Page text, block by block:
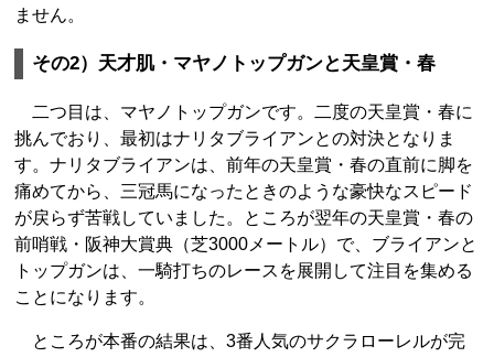
ません。
その2）天才肌・マヤノトップガンと天皇賞・春
二つ目は、マヤノトップガンです。二度の天皇賞・春に
挑んでおり、最初はナリタブライアンとの対決となりま
す。ナリタブライアンは、前年の天皇賞・春の直前に脚を
痛めてから、三冠馬になったときのような豪快なスピード
が戻らず苦戦していました。ところが翌年の天皇賞・春の
前哨戦・阪神大賞典（芝3000メートル）で、ブライアンと
トップガンは、一騎打ちのレースを展開して注目を集める
ことになります。
ところが本番の結果は、3番人気のサクラローレルが完